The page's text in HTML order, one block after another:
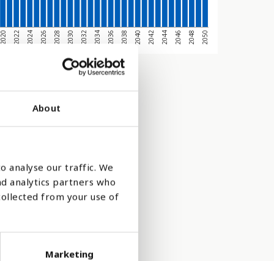
About
analyse our traffic. We
analytics partners who
from your use of
Marketing
2022 2024 2026 2028 2030 2032 2034 2036 2038 2040 2042 2044 2046 2048 2050